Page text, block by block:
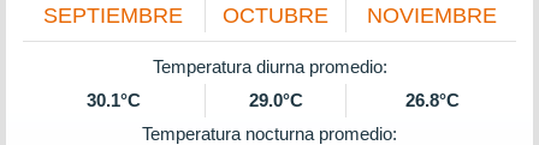
SEPTIEMBRE OCTUBRE NOVIEMBRE
Temperatura diurna promedio:
30.1°C
29.0°C
26.8°C
Temperatura nocturna promedio: